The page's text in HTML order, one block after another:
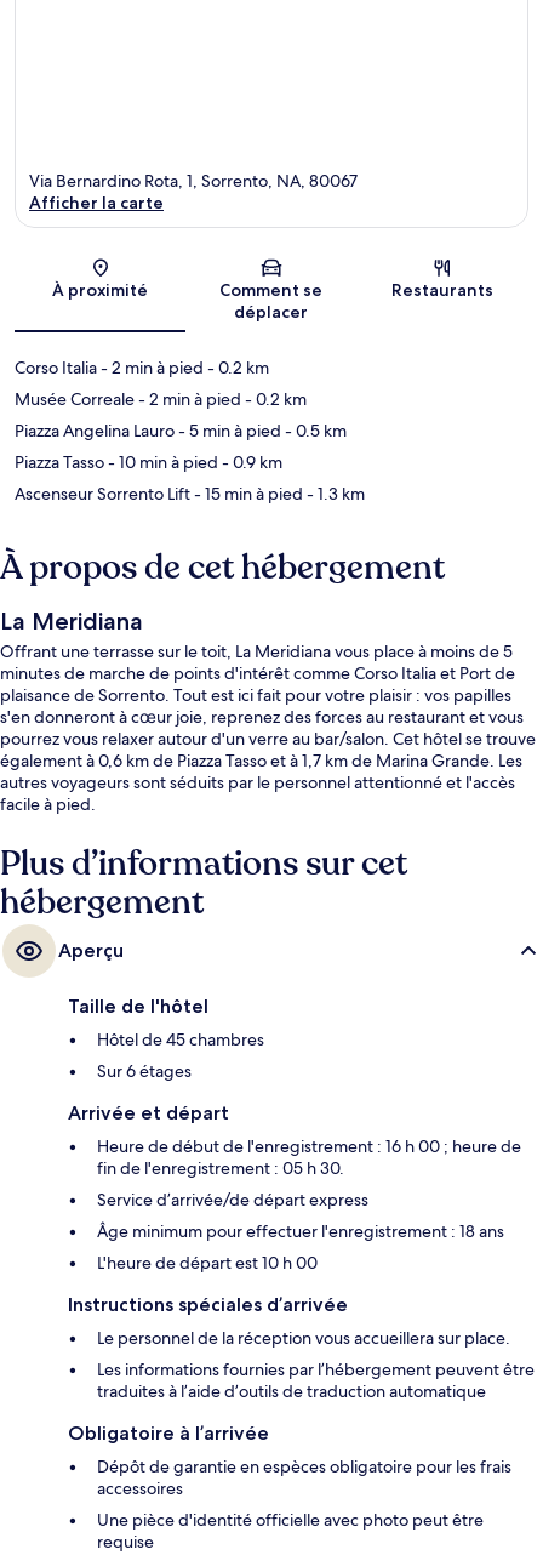
Carte
Via Bernardino Rota, 1, Sorrento, NA, 80067
Afficher la carte
À proximité
Comment se
déplacer
Restaurants
Corso Italia- 2 min à pied - 0.2 km
Musée Correale- 2 min à pied - 0.2 km
Piazza Angelina Lauro- 5 min à pied - 0.5 km
Piazza Tasso- 10 min à pied - 0.9 km
Ascenseur Sorrento Lift- 15 min à pied - 1.3 km
À propos de cet hébergement
La Meridiana
Offrant une terrasse sur le toit, La Meridiana vous place à moins de 5
minutes de marche de points d'intérêt comme Corso Italia et Port de
plaisance de Sorrento. Tout est ici fait pour votre plaisir : vos papilles
s'en donneront à cœur joie, reprenez des forces au restaurant et vous
pourrez vous relaxer autour d'un verre au bar/salon. Cet hôtel se trouve
également à 0,6 km de Piazza Tasso et à 1,7 km de Marina Grande. Les
autres voyageurs sont séduits par le personnel attentionné et l'accès
facile à pied.
Plus d’informations sur cet
hébergement
Aperçu
Taille de l'hôtel
Hôtel de 45 chambres
Sur 6 étages
Arrivée et départ
Heure de début de l'enregistrement : 16 h 00 ; heure de
fin de l'enregistrement : 05 h 30.
Service d’arrivée/de départ express
Âge minimum pour effectuer l'enregistrement : 18 ans
L'heure de départ est 10 h 00
Instructions spéciales d’arrivée
Le personnel de la réception vous accueillera sur place.
Les informations fournies par l’hébergement peuvent être
traduites à l’aide d’outils de traduction automatique
Obligatoire à l’arrivée
Dépôt de garantie en espèces obligatoire pour les frais
accessoires
Une pièce d'identité officielle avec photo peut être
requise